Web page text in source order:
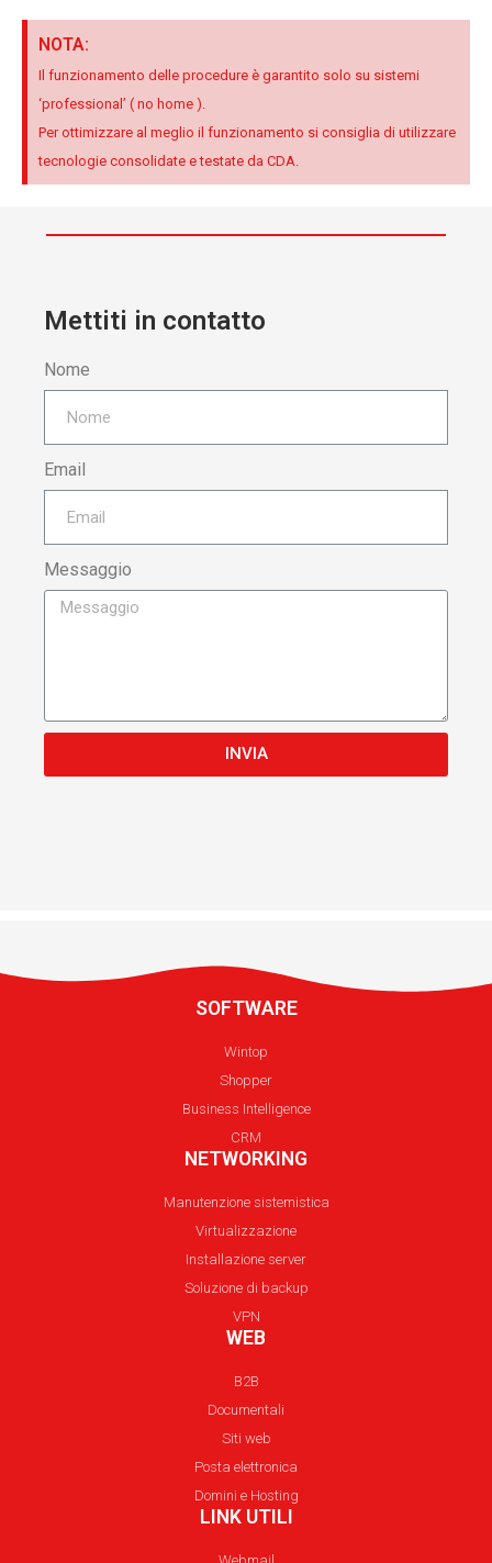
NOTA:
Il funzionamento delle procedure è garantito solo su sistemi
‘professional’ ( no home ).
Per ottimizzare al meglio il funzionamento si consiglia di utilizzare
tecnologie consolidate e testate da CDA.
Mettiti in contatto
Nome
Email
Messaggio
INVIA
SOFTWARE
Wintop
Shopper
Business Intelligence
CRM
NETWORKING
Manutenzione sistemistica
Virtualizzazione
Installazione server
Soluzione di backup
VPN
WEB
B2B
Documentali
Siti web
Posta elettronica
Domini e Hosting
LINK UTILI